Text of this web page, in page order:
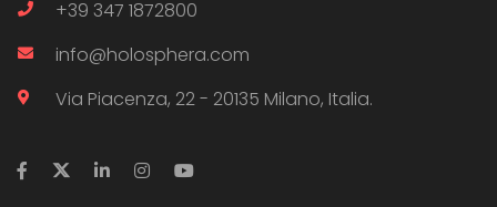
+39 347 1872800
info@holosphera.com
Via Piacenza, 22 - 20135 Milano, Italia.